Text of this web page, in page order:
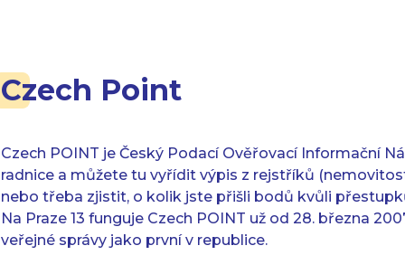
Czech Point
Czech POINT je Český Podací Ověřovací Informační
radnice a můžete tu vyřídit výpis z rejstříků
nebo třeba zjistit, o kolik jste přišli bodů kvůli
Na Praze 13 funguje Czech POINT už od 28. března
veřejné správy jako první v republice.